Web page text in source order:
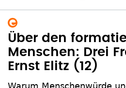
Über den
Menschen: Drei
Ernst Elitz (12)
Warum Menschenwürde